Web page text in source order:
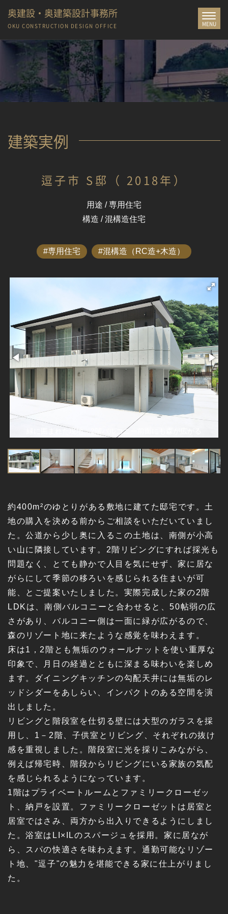
Toggle
MENU
奥建設・奥建築設計事務所
OKU CONSTRUCTION DESIGN OFFICE
建築実例
逗子市 S邸（ 2018年）
用途 / 専用住宅
構造 / 混構造住宅
専用住宅 混構造（RC造+木造）
緑に囲まれた現地。2階バルコニー前面にも森が広がる
約400m²のゆとりがある敷地に建てた邸宅です。土
地の購入を決める前からご相談をいただいていまし
た。公道から少し奥に入るこの土地は、南側が小高
い山に隣接しています。2階リビングにすれば採光も
問題なく、とても静かで人目を気にせず、家に居な
がらにして季節の移ろいを感じられる住まいが可
能、とご提案いたしました。実際完成した家の2階
LDKは、南側バルコニーと合わせると、50帖弱の広
さがあり、バルコニー側は一面に緑が広がるので、
森のリゾート地に来たような感覚を味わえます。
床は1，2階とも無垢のウォールナットを使い重厚な
印象で、月日の経過とともに深まる味わいを楽しめ
ます。ダイニングキッチンの勾配天井には無垢のレ
ッドシダーをあしらい、インパクトのある空間を演
出しました。
リビングと階段室を仕切る壁には大型のガラスを採
用し、1－2階、子供室とリビング、それぞれの抜け
感を重視しました。階段室に光を採りこみながら、
例えば帰宅時、階段からリビングにいる家族の気配
を感じられるようになっています。
1階はプライベートルームとファミリークローゼッ
ト、納戸を設置。ファミリークローゼットは居室と
居室ではさみ、両方から出入りできるようにしまし
た。浴室はLI×ILのスパージュを採用。家に居なが
ら、スパの快適さを味わえます。通勤可能なリゾー
ト地、"逗子"の魅力を堪能できる家に仕上がりまし
た。